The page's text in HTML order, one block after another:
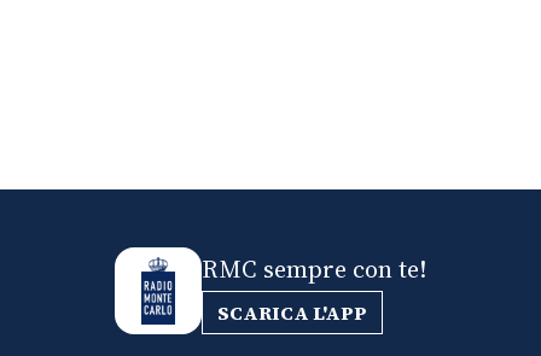
RMC sempre con te!
SCARICA L'APP